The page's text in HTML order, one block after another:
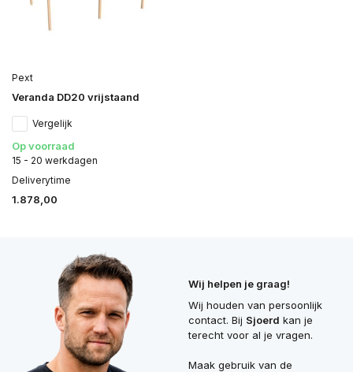
Pext
Veranda DD20 vrijstaand
Vergelijk
Op voorraad
15 - 20 werkdagen
Deliverytime
1.878,00
Wij helpen je graag!
Wij houden van persoonlijk
contact. Bij Sjoerd kan je
terecht voor al je vragen.
Maak gebruik van de